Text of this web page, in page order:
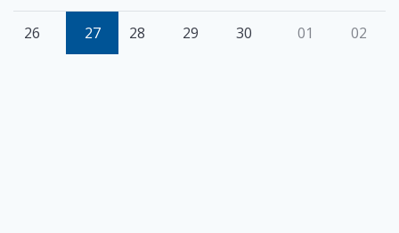
26 27 28 29 30 01 02